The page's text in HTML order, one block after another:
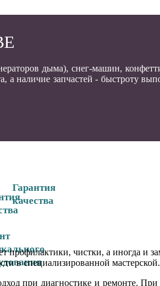
дыма), снег-машин,
а наличие запчастей - быстроту
Гарантия
качества
профилактики, чистки, а иногда
в специализированной мастерской.
при диагностике и ремонте.